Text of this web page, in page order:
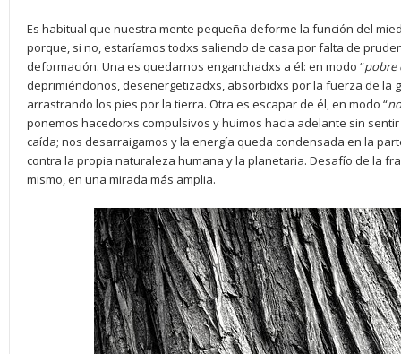
Es habitual que nuestra mente pequeña deforme la función del
porque, si no, estaríamos todxs saliendo de casa por falta de
deformación. Una es quedarnos enganchadxs a él: en modo “pobre
deprimiéndonos, desenergetizadxs, absorbidxs por la fuerza de la
arrastrando los pies por la tierra. Otra es escapar de él, en modo “
ponemos hacedorxs compulsivos y huimos hacia adelante sin
caída; nos desarraigamos y la energía queda condensada en la
contra la propia naturaleza humana y la planetaria. Desafío de la
mismo, en una mirada más amplia.